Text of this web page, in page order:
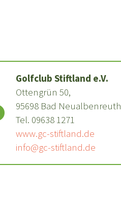
Golfclub Stiftland e.V.
Ottengrün 50,
95698 Bad Neualbenreuth
Tel. 09638 1271
www.gc-stiftland.de
info@gc-stiftland.de